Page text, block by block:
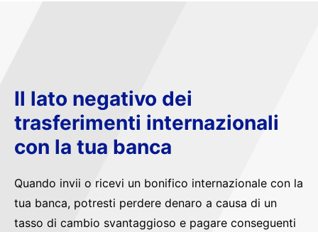
Il lato negativo dei
trasferimenti internazionali
con la tua banca
Quando invii o ricevi un bonifico internazionale con la
tua banca, potresti perdere denaro a causa di un
tasso di cambio svantaggioso e pagare conseguenti